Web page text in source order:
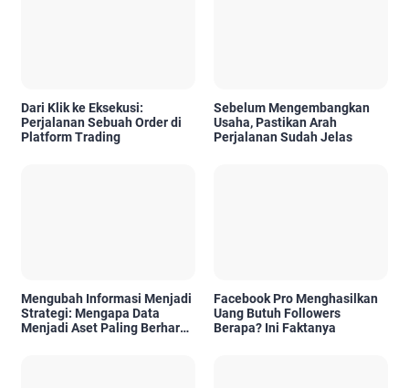
Dari Klik ke Eksekusi:
Perjalanan Sebuah Order di
Platform Trading
Sebelum Mengembangkan
Usaha, Pastikan Arah
Perjalanan Sudah Jelas
Mengubah Informasi Menjadi
Strategi: Mengapa Data
Menjadi Aset Paling Berharga
Facebook Pro Menghasilkan
Uang Butuh Followers
Berapa? Ini Faktanya